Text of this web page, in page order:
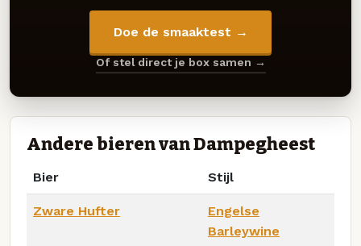
Doe de smaaktest →
Of stel direct je box samen →
Andere bieren van Dampegheest
Bier Stijl
Zware Hufter
Engelse
Barleywine